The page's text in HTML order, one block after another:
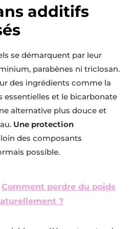
additifs
se démarquent par leur
parabènes ni triclosan.
des ingrédients comme la
essentielles et le bicarbonate
alternative plus douce et
Une protection
loin des composants
possible.
Comment perdre du poids
?